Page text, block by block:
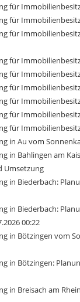
für
für
für
für
für
für
für
für
für
in Au vom
in Bahlingen am
Umsetzung
in Biederbach:
in Biederbach:
00:22
in Bötzingen vom
in Bötzingen:
in Breisach am